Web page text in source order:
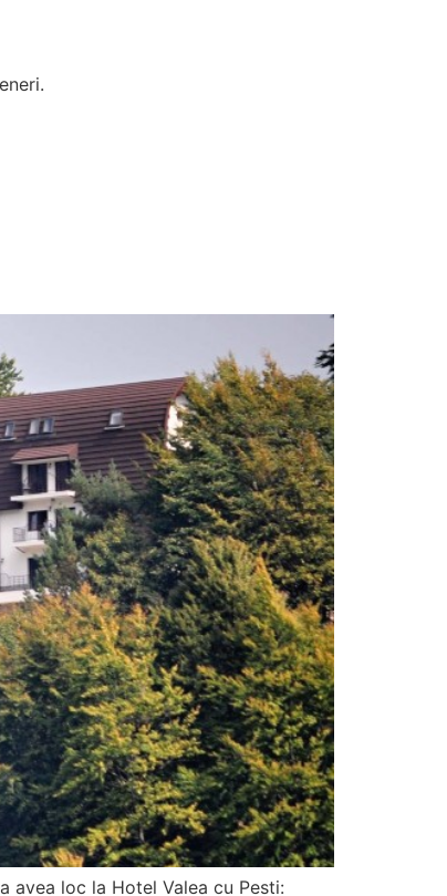
avea loc la Hotel Valea cu Pesti: